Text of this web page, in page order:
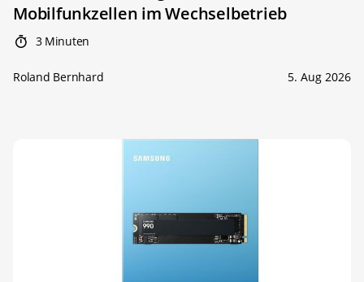
Mobilfunkzellen im Wechselbetrieb
3 Minuten
Roland Bernhard 5. Aug 2026